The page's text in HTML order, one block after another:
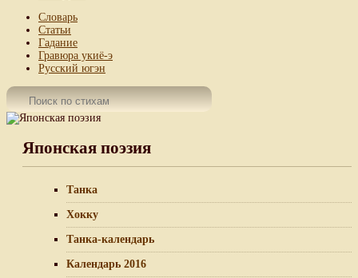
Словарь
Статьи
Гадание
Гравюра укиё-э
Русский югэн
Японская поэзия
Танка
Хокку
Танка-календарь
Календарь 2016